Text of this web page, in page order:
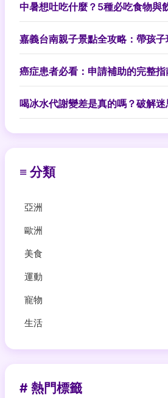
中暑想吐吃什麼？5種必吃食物與
嘉義台南親子景點全攻略：帶孩
癌症患者必看：申請補助的完整
喝冰水代謝變差是真的嗎？破解
≡ 分類
亞洲
歐洲
美食
運動
寵物
生活
# 熱門標籤